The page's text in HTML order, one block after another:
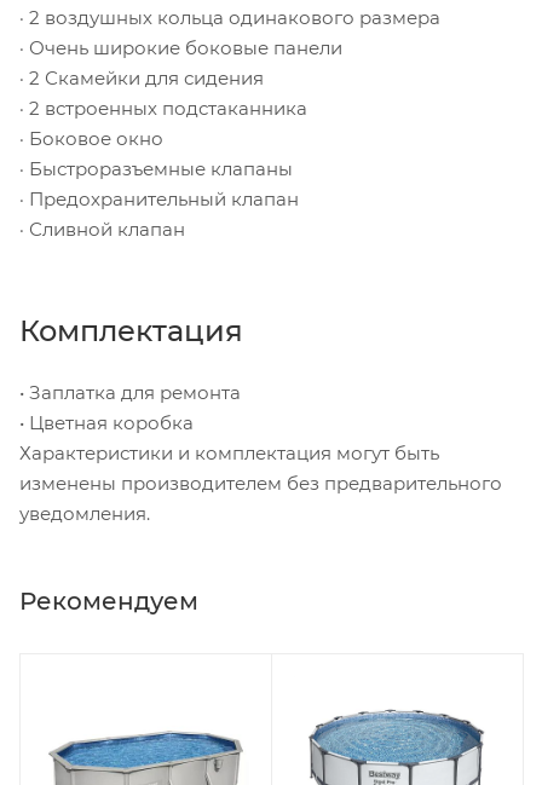
· 2 воздушных кольца одинакового размера
· Очень широкие боковые панели
· 2 Скамейки для сидения
· 2 встроенных подстаканника
· Боковое окно
· Быстроразъемные клапаны
· Предохранительный клапан
· Сливной клапан
Комплектация
• Заплатка для ремонта
• Цветная коробка
Характеристики и комплектация могут быть
изменены производителем без предварительного
уведомления.
Рекомендуем